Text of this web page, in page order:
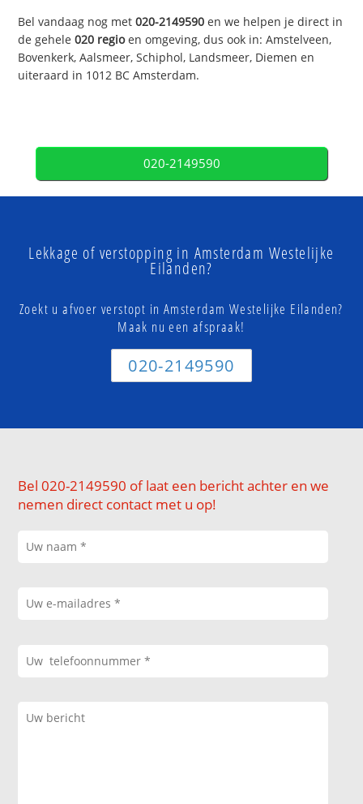
Bel vandaag nog met020-2149590 en we helpen je direct in
de gehele020 regioen omgeving, dus ook in: Amstelveen,
Bovenkerk, Aalsmeer, Schiphol, Landsmeer, Diemen en
uiteraard in 1012 BC Amsterdam.
020-2149590
Lekkage of verstopping in Amsterdam Westelijke
Eilanden?
Zoekt u afvoer verstopt in Amsterdam Westelijke Eilanden?
Maak nu een afspraak!
020-2149590
Bel 020-2149590 of laat een bericht achter en we
nemen direct contact met u op!